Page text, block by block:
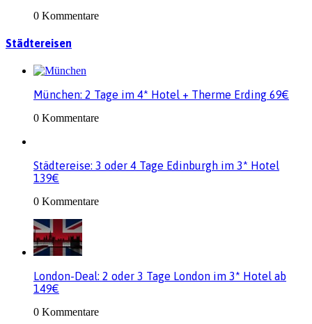
0 Kommentare
Städtereisen
München: 2 Tage im 4* Hotel + Therme Erding 69€
0 Kommentare
Städtereise: 3 oder 4 Tage Edinburgh im 3* Hotel
139€
0 Kommentare
London-Deal: 2 oder 3 Tage London im 3* Hotel ab
149€
0 Kommentare